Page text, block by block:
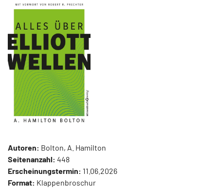
Autoren: Bolton, A. Hamilton
Seitenanzahl: 448
Erscheinungstermin: 11.06.2026
Format: Klappenbroschur